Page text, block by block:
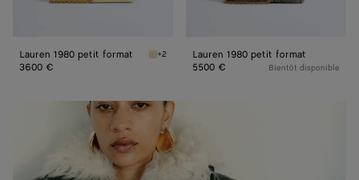
Lauren 1980 petit format Sour Lauren 1980 petit format
+2
3600 €
Lauren 1980 petit format
5500 €
Bientôt disponible